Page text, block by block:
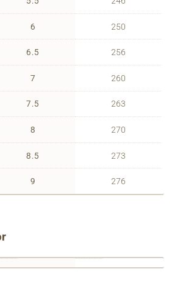
6
6.5
7
7.5
8
8.5
9
250
256
260
263
270
273
276
délka